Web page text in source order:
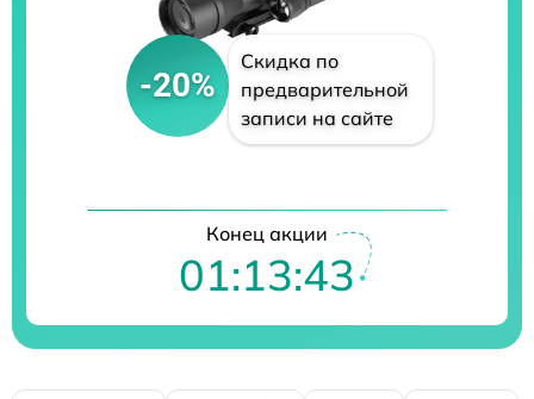
-20%
Скидка по
предварительной
записи на сайте
Конец акции
01:13:42